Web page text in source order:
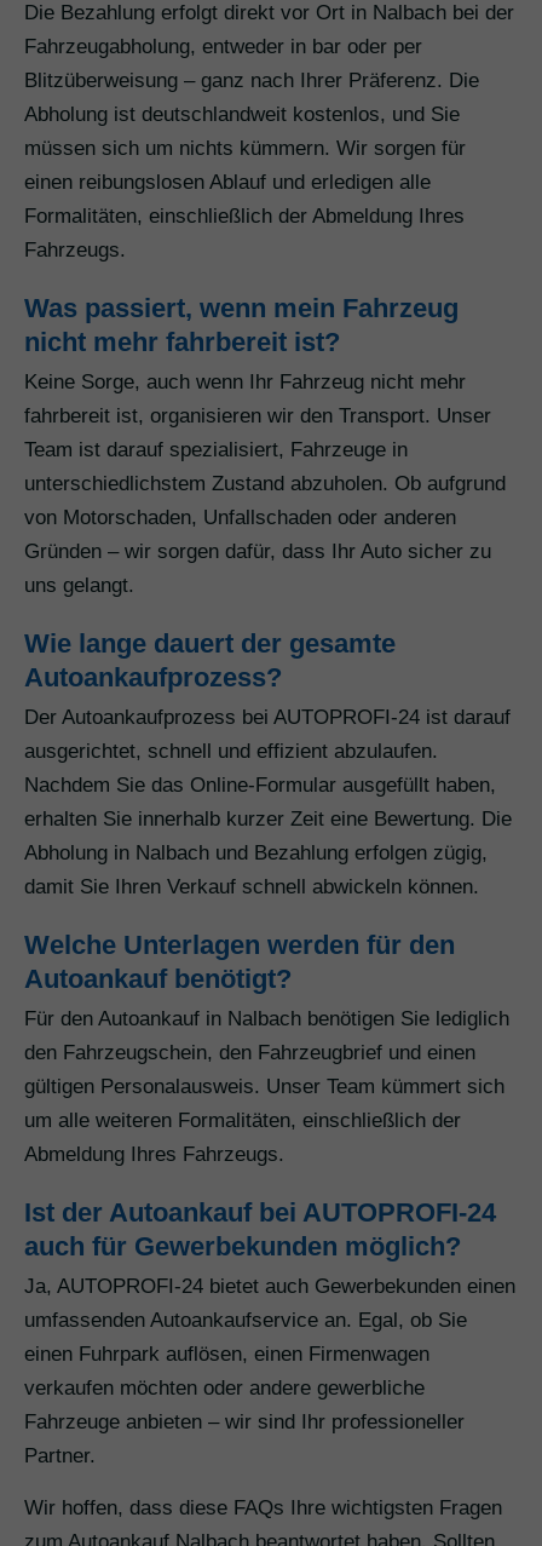
Die Bezahlung erfolgt direkt vor Ort in Nalbach bei der
Fahrzeugabholung, entweder in bar oder per
Blitzüberweisung – ganz nach Ihrer Präferenz. Die
Abholung ist deutschlandweit kostenlos, und Sie
müssen sich um nichts kümmern. Wir sorgen für
einen reibungslosen Ablauf und erledigen alle
Formalitäten, einschließlich der Abmeldung Ihres
Fahrzeugs.
Was passiert, wenn mein Fahrzeug
nicht mehr fahrbereit ist?
Keine Sorge, auch wenn Ihr Fahrzeug nicht mehr
fahrbereit ist, organisieren wir den Transport. Unser
Team ist darauf spezialisiert, Fahrzeuge in
unterschiedlichstem Zustand abzuholen. Ob aufgrund
von Motorschaden, Unfallschaden oder anderen
Gründen – wir sorgen dafür, dass Ihr Auto sicher zu
uns gelangt.
Wie lange dauert der gesamte
Autoankaufprozess?
Der Autoankaufprozess bei AUTOPROFI-24 ist darauf
ausgerichtet, schnell und effizient abzulaufen.
Nachdem Sie das Online-Formular ausgefüllt haben,
erhalten Sie innerhalb kurzer Zeit eine Bewertung. Die
Abholung in Nalbach und Bezahlung erfolgen zügig,
damit Sie Ihren Verkauf schnell abwickeln können.
Welche Unterlagen werden für den
Autoankauf benötigt?
Für den Autoankauf in Nalbach benötigen Sie lediglich
den Fahrzeugschein, den Fahrzeugbrief und einen
gültigen Personalausweis. Unser Team kümmert sich
um alle weiteren Formalitäten, einschließlich der
Abmeldung Ihres Fahrzeugs.
Ist der Autoankauf bei AUTOPROFI-24
auch für Gewerbekunden möglich?
Ja, AUTOPROFI-24 bietet auch Gewerbekunden einen
umfassenden Autoankaufservice an. Egal, ob Sie
einen Fuhrpark auflösen, einen Firmenwagen
verkaufen möchten oder andere gewerbliche
Fahrzeuge anbieten – wir sind Ihr professioneller
Partner.
Wir hoffen, dass diese FAQs Ihre wichtigsten Fragen